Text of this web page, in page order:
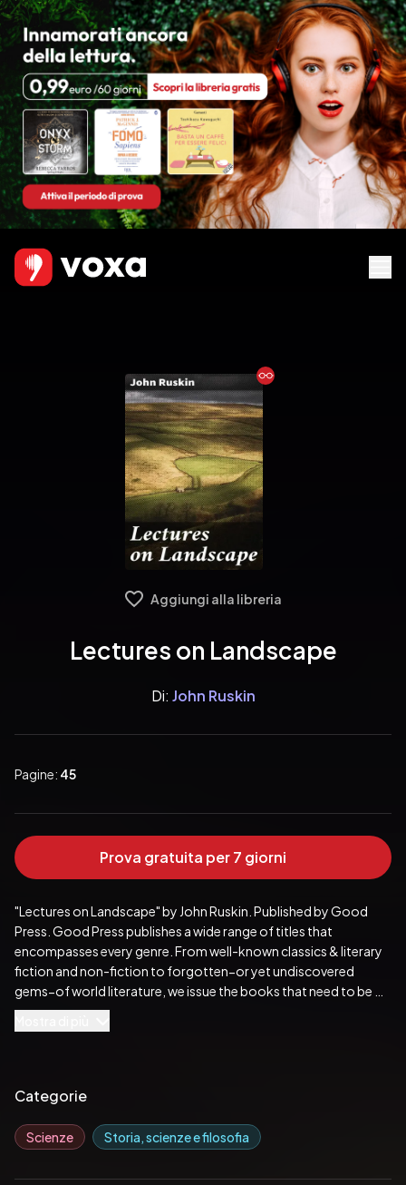
Ebook
Aggiungi alla libreria
Lectures on Landscape
Di: John Ruskin
Pagine: 45
Prova gratuita per 7 giorni
"Lectures on Landscape" by John Ruskin. Published by Good
Press. Good Press publishes a wide range of titles that
encompasses every genre. From well-known classics & literary
fiction and non-fiction to forgotten−or yet undiscovered
gems−of world literature, we issue the books that need to be
read. Each Good Press edition has been meticulously edited
and formatted to boost readability for all e-readers and
Pubblicato da:  Good Press
Categorie
Scienze Storia, scienze e filosofia